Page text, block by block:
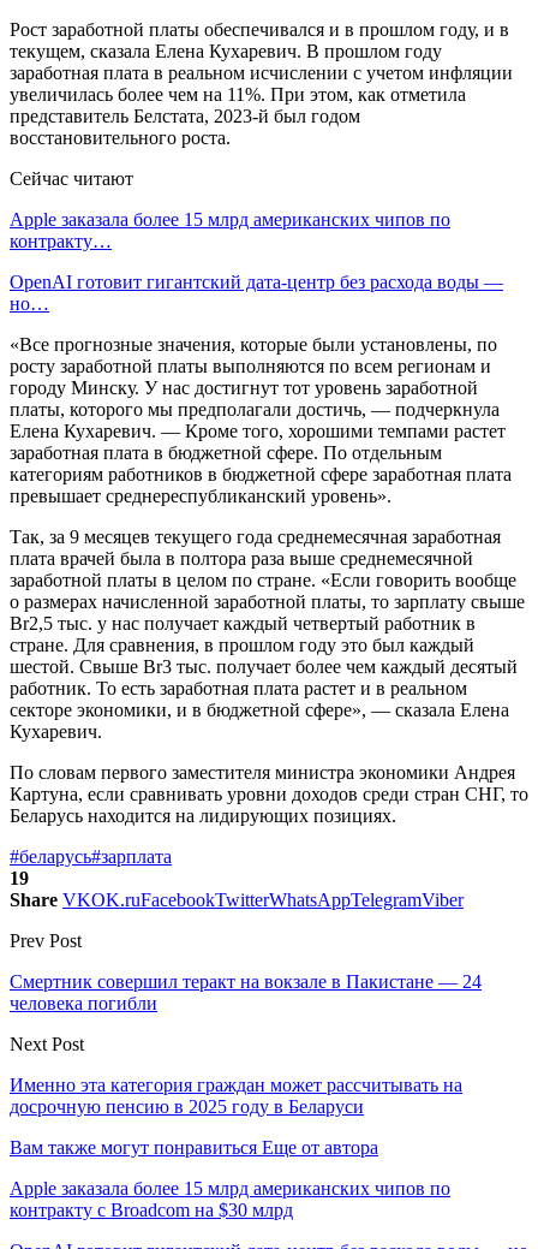
Рост заработной платы обеспечивался и в прошлом году, и в
текущем, сказала Елена Кухаревич. В прошлом году
заработная плата в реальном исчислении с учетом инфляции
увеличилась более чем на 11%. При этом, как отметила
представитель Белстата, 2023-й был годом
восстановительного роста.
Сейчас читают
Apple заказала более 15 млрд американских чипов по
контракту…
OpenAI готовит гигантский дата-центр без расхода воды —
но…
«Все прогнозные значения, которые были установлены, по
росту заработной платы выполняются по всем регионам и
городу Минску. У нас достигнут тот уровень заработной
платы, которого мы предполагали достичь, — подчеркнула
Елена Кухаревич. — Кроме того, хорошими темпами растет
заработная плата в бюджетной сфере. По отдельным
категориям работников в бюджетной сфере заработная плата
превышает среднереспубликанский уровень».
Так, за 9 месяцев текущего года среднемесячная заработная
плата врачей была в полтора раза выше среднемесячной
заработной платы в целом по стране. «Если говорить вообще
о размерах начисленной заработной платы, то зарплату свыше
Br2,5 тыс. у нас получает каждый четвертый работник в
стране. Для сравнения, в прошлом году это был каждый
шестой. Свыше Br3 тыс. получает более чем каждый десятый
работник. То есть заработная плата растет и в реальном
секторе экономики, и в бюджетной сфере», — сказала Елена
Кухаревич.
По словам первого заместителя министра экономики Андрея
Картуна, если сравнивать уровни доходов среди стран СНГ, то
Беларусь находится на лидирующих позициях.
#беларусь#зарплата
19
Share VKOK.ruFacebookTwitterWhatsAppTelegramViber
Prev Post
Смертник совершил теракт на вокзале в Пакистане — 24
человека погибли
Next Post
Именно эта категория граждан может рассчитывать на
досрочную пенсию в 2025 году в Беларуси
Вам также могут понравиться Еще от автора
Apple заказала более 15 млрд американских чипов по
контракту с Broadcom на $30 млрд